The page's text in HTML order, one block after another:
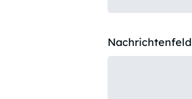
Nachrichtenfeld